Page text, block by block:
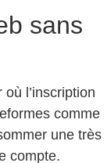
sans
l’inscription
comme
une très
compte.